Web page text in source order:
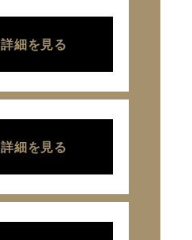
詳細を見る
詳細を見る